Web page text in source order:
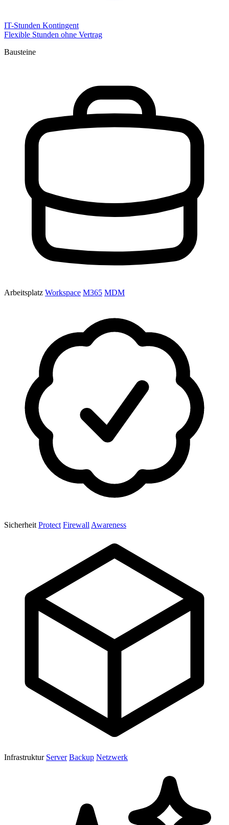
IT-Stunden Kontingent
Flexible Stunden ohne Vertrag
Bausteine
Arbeitsplatz Workspace M365 MDM
Sicherheit Protect Firewall Awareness
Infrastruktur Server Backup Netzwerk